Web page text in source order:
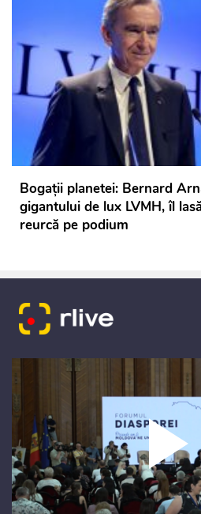
Bogații planetei: Bernard
gigantului de lux LVMH, îl
reurcă pe podium